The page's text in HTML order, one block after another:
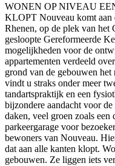
WONEN OP NIVEAU
KLOPT Nouveau komt aan
Rhenen, op de plek van het
gesloopte Gereformeerde
mogelijkheden voor de
appartementen verdeeld
grond van de gebouwen
vindt u straks onder meer
tandartspraktijk en een
bijzondere aandacht voor
daken, veel groen zoals een
parkeergarage voor
bewoners van Nouveau.
dat aan alle kanten klopt.
gebouwen. Ze liggen iets